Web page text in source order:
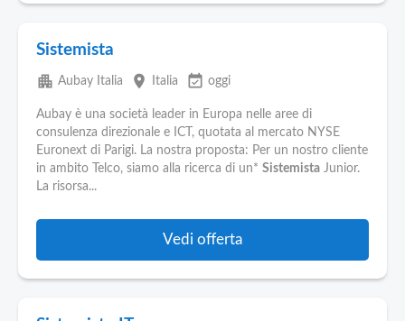
Sistemista
apartment Aubay Italia place Italia event_available oggi
Aubay è una società leader in Europa nelle aree di
consulenza direzionale e ICT, quotata al mercato NYSE
Euronext di Parigi. La nostra proposta: Per un nostro cliente
in ambito Telco, siamo alla ricerca di un* Sistemista Junior.
La risorsa...
Vedi offerta